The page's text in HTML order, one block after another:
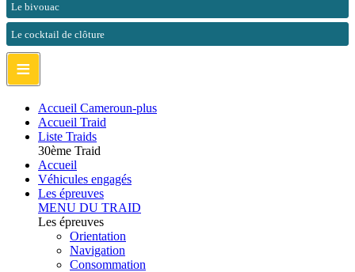
Le bivouac
Le cocktail de clôture
≡
Accueil Cameroun-plus
Accueil Traid
Liste Traids
30ème Traid
Accueil
Véhicules engagés
Les épreuves
MENU DU TRAID
Les épreuves
Orientation
Navigation
Consommation